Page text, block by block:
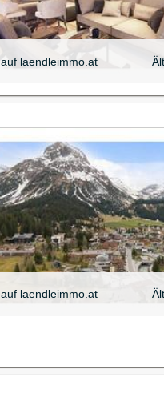
auf laendleimmo.at
auf laendleimmo.at